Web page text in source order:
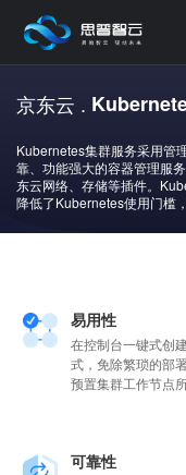
京东云 .
Kubernetes集群服务采用管
靠、功能强大的容器管理服务。
东云网络、存储等插件。
降低了Kubernetes使用门槛
易用性
在控制台一键式创
式，免除繁琐的部
预置集群工作节点
可靠性